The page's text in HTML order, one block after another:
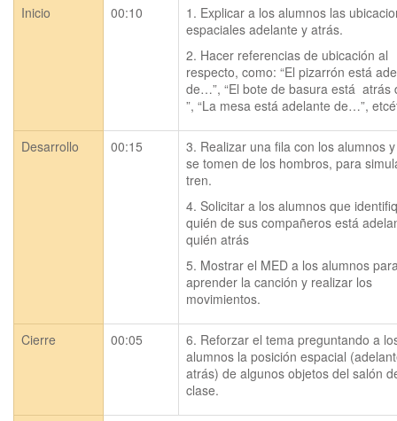
Inicio 00:10
1. Explicar a los alumnos las
espaciales adelante y atrás.
2. Hacer referencias de ubicación al
respecto, como: “El pizarrón está
de…”, “El bote de basura está
”, “La mesa está adelante de…”,
Desarrollo 00:15
3. Realizar una fila con los alumnos
se tomen de los hombros, para
tren.
4. Solicitar a los alumnos que
quién de sus compañeros está
quién atrás
5. Mostrar el MED a los alumnos
aprender la canción y realizar los
movimientos.
Cierre 00:05
6. Reforzar el tema preguntando a
alumnos la posición espacial
atrás) de algunos objetos del salón
clase.